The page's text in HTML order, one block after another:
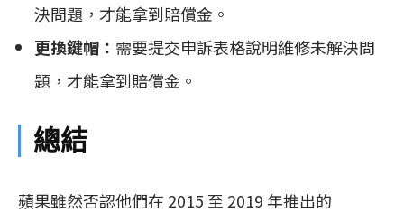
決問題，才能拿到賠償金。
更換鍵帽： 需要提交申訴表格說明維修未解決問
題，才能拿到賠償金。
總結
蘋果雖然否認他們在 2015 至 2019 年推出的